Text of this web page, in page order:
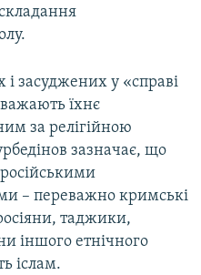
засуджених у «справі
їхнє
за релігійною
зазначає, що
російськими
– переважно кримські
таджики,
іншого етнічного
іслам.